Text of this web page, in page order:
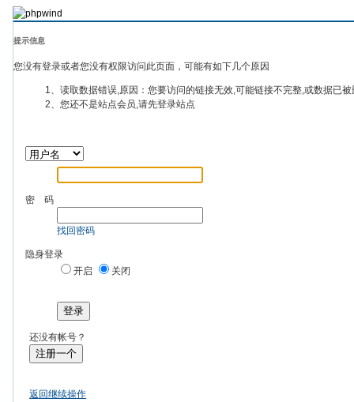
提示信息
您没有登录或者您没有权限访问此页面，可能有如下几个原因
1、读取数据错误,原因：您要访问的链接无效,可能链接不完整,或数据已
2、您还不是站点会员,请先登录站点
密 码
找回密码
隐身登录
开启
关闭
登录
还没有帐号？
注册一个
返回继续操作